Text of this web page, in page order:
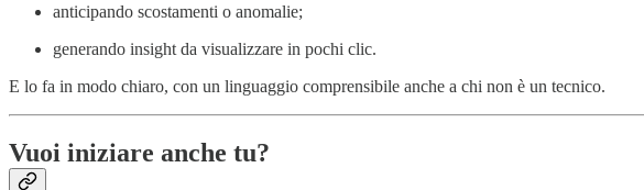
anticipando scostamenti o anomalie;
generando insight da visualizzare in pochi clic.
E lo fa in modo chiaro, con un linguaggio comprensibile anche a chi non è un tecnico.
Vuoi iniziare anche tu?